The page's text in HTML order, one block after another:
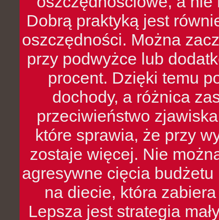
Dobrą praktyką jest
oszczędności. Można
przy podwyżce lub
procent. Dzięki temu
dochody, a różnica
przeciwieństwo
które sprawia, że przy
zostaje więcej. Nie
agresywne cięcia
na diecie, która
Lepsza jest strategia